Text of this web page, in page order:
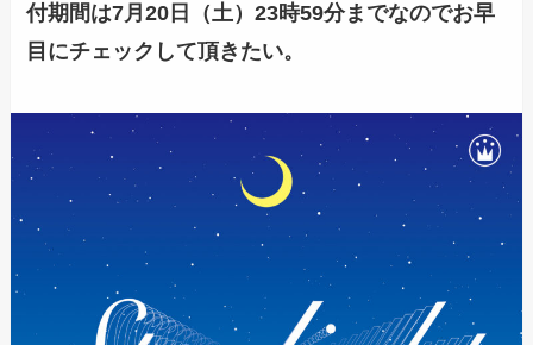
付期間は7月20日（土）23時59分までなのでお早
目にチェックして頂きたい。